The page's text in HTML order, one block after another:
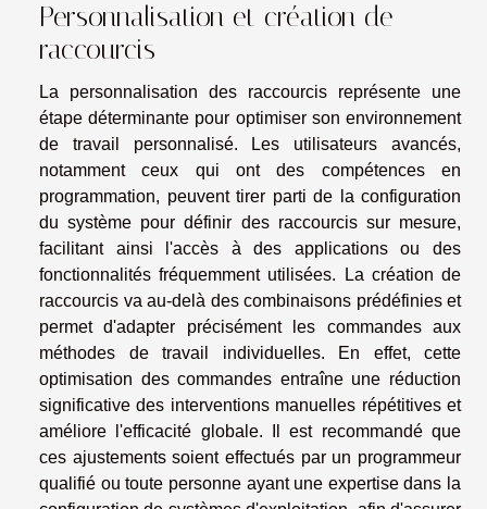
Personnalisation et création de
raccourcis
La personnalisation des raccourcis représente une
étape déterminante pour optimiser son environnement
de travail personnalisé. Les utilisateurs avancés,
notamment ceux qui ont des compétences en
programmation, peuvent tirer parti de la configuration
du système pour définir des raccourcis sur mesure,
facilitant ainsi l'accès à des applications ou des
fonctionnalités fréquemment utilisées. La création de
raccourcis va au-delà des combinaisons prédéfinies et
permet d'adapter précisément les commandes aux
méthodes de travail individuelles. En effet, cette
optimisation des commandes entraîne une réduction
significative des interventions manuelles répétitives et
améliore l'efficacité globale. Il est recommandé que
ces ajustements soient effectués par un programmeur
qualifié ou toute personne ayant une expertise dans la